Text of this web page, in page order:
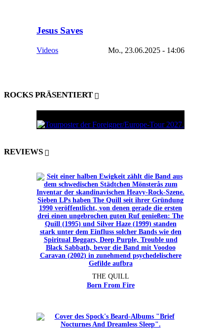
Jesus Saves
Videos Mo., 23.06.2025 - 14:06
ROCKS PRÄSENTIERT
REVIEWS
THE QUILL
Born From Fire